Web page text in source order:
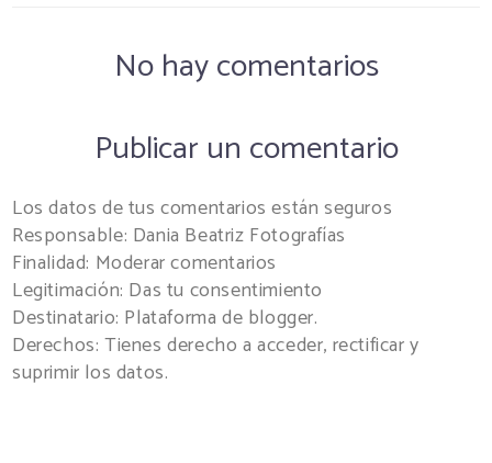
No hay comentarios
Publicar un comentario
Los datos de tus comentarios están seguros
Responsable: Dania Beatriz Fotografías
Finalidad: Moderar comentarios
Legitimación: Das tu consentimiento
Destinatario: Plataforma de blogger.
Derechos: Tienes derecho a acceder, rectificar y
suprimir los datos.